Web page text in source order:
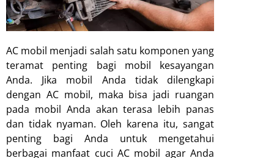
AC mobil menjadi salah satu komponen yang
teramat penting bagi mobil kesayangan
Anda. Jika mobil Anda tidak dilengkapi
dengan AC mobil, maka bisa jadi ruangan
pada mobil Anda akan terasa lebih panas
dan tidak nyaman. Oleh karena itu, sangat
penting bagi Anda untuk mengetahui
berbagai manfaat cuci AC mobil agar Anda